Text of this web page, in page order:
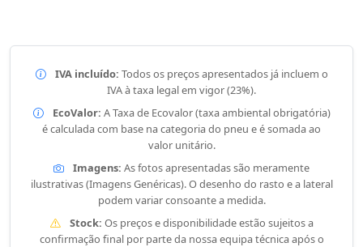
IVA incluído: Todos os preços apresentados já incluem o
IVA à taxa legal em vigor (23%).
EcoValor: A Taxa de Ecovalor (taxa ambiental obrigatória)
é calculada com base na categoria do pneu e é somada ao
valor unitário.
Imagens: As fotos apresentadas são meramente
ilustrativas (Imagens Genéricas). O desenho do rasto e a lateral
podem variar consoante a medida.
Stock: Os preços e disponibilidade estão sujeitos a
confirmação final por parte da nossa equipa técnica após o